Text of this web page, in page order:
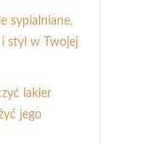
sypialniane,
styl w Twojej
lakier
jego